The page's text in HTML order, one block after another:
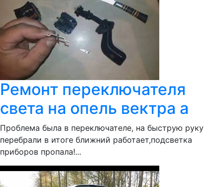
Ремонт переключателя
света на опель вектра а
Проблема была в переключателе, на быструю руку
перебрали в итоге ближний работает,подсветка
приборов пропала!...